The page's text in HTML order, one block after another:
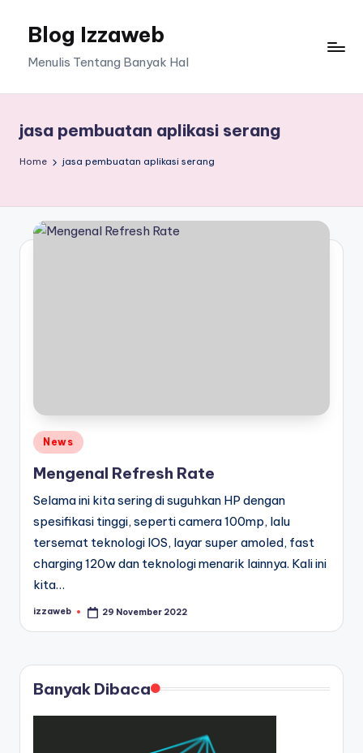
Blog Izzaweb
Menulis Tentang Banyak Hal
jasa pembuatan aplikasi serang
Home jasa pembuatan aplikasi serang
Posted
in
News
Mengenal Refresh Rate
Selama ini kita sering di suguhkan HP dengan
spesifikasi tinggi, seperti camera 100mp, lalu
tersemat teknologi IOS, layar super amoled, fast
charging 120w dan teknologi menarik lainnya. Kali ini
kita…
Posted
izzaweb 29 November 2022
Banyak Dibaca